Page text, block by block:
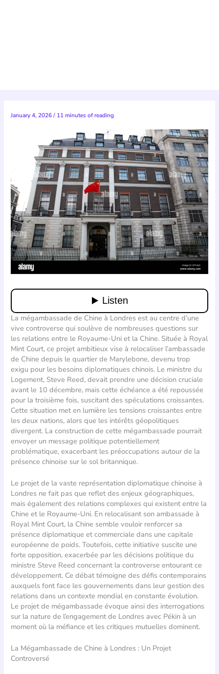
January 4, 2026/ 11 minutes of reading
La mégambassade de Chine à Londres est au centre d’une
vive controverse qui soulève de nombreuses questions sur
les relations entre le Royaume-Uni et la Chine. Située à Royal
Mint Court, ce projet ambitieux vise à relocaliser l’ambassade
de Chine depuis le quartier de Marylebone, devenu trop
exigu pour les besoins diplomatiques chinois. Le ministre du
Logement, Steve Reed, devait prendre une décision cruciale
avant le 10 décembre, mais cette échéance a été repoussée
pour la troisième fois, suscitant des spéculations croissantes.
Cette situation met en lumière les tensions croissantes entre
les deux nations, alors que les intérêts géopolitiques
divergent. La construction de cette mégambassade pourrait
envoyer un message politique potentiellement
problématique, exacerbant les préoccupations autour de la
présence chinoise sur le sol britannique.
Le projet de la vaste représentation diplomatique chinoise à
Londres ne fait pas que reflet des enjeux géographiques,
mais également des relations complexes qui existent entre la
Chine et le Royaume-Uni. En relocalisant son ambassade à
Royal Mint Court, la Chine semble vouloir renforcer sa
présence diplomatique et commerciale dans une capitale
européenne de poids. Toutefois, cette initiative suscite une
forte opposition, exacerbée par les décisions politique du
ministre Steve Reed concernant la controverse entourant ce
développement. Ce débat témoigne des défis contemporains
auxquels font face les gouvernements dans leur gestion des
relations dans un contexte mondial en constante évolution.
Le projet de mégambassade évoque ainsi des interrogations
sur la nature de l’engagement de Londres avec Pékin à un
moment où la méfiance et les critiques mutuelles dominent.
La Mégambassade de Chine à Londres : Un Projet
Controversé